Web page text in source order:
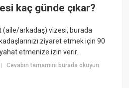
kaç günde çıkar?
(aile/arkadaş) vizesi, burada
ziyaret etmek için 90
etmenize izin verir.
Cevabın tamamını burada okuyun: